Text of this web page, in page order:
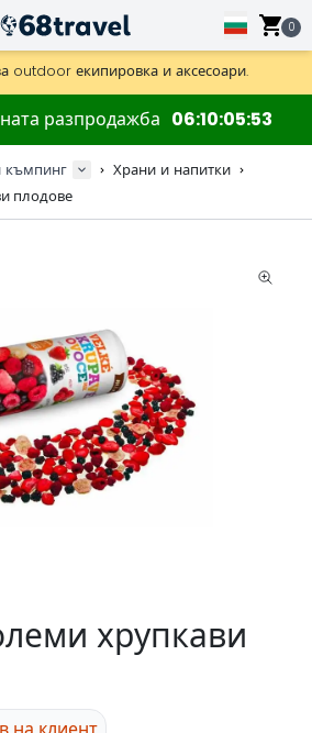
0
за една нощ.
дни за дървени карти и декорации.
outdoor екипировка и аксесоари.
разпродажба 06100553
къмпинг
Храни и напитки
плодове
хрупкави